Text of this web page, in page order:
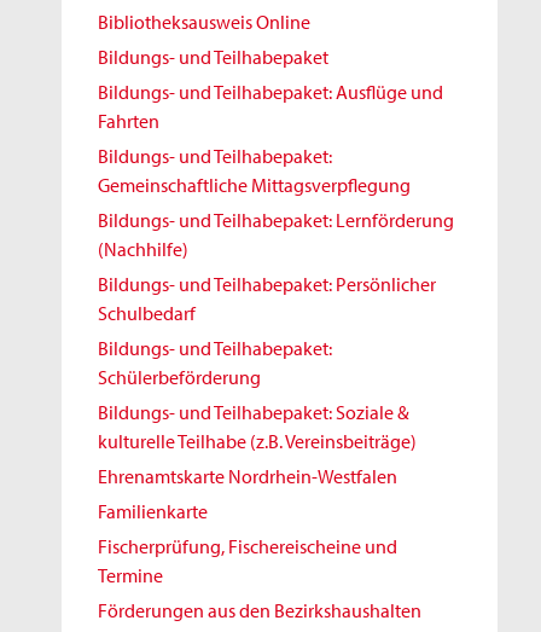
Bibliotheksausweis Online
Bildungs- und Teilhabepaket
Bildungs- und Teilhabepaket: Ausflüge und
Fahrten
Bildungs- und Teilhabepaket:
Gemeinschaftliche Mittagsverpflegung
Bildungs- und Teilhabepaket: Lernförderung
(Nachhilfe)
Bildungs- und Teilhabepaket: Persönlicher
Schulbedarf
Bildungs- und Teilhabepaket:
Schülerbeförderung
Bildungs- und Teilhabepaket: Soziale &
kulturelle Teilhabe (z.B. Vereinsbeiträge)
Ehrenamtskarte Nordrhein-Westfalen
Familienkarte
Fischerprüfung, Fischereischeine und
Termine
Förderungen aus den Bezirkshaushalten